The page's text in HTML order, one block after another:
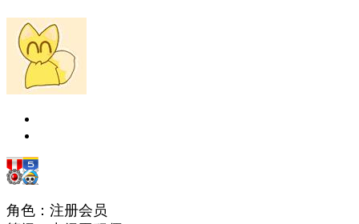
角色：注册会员